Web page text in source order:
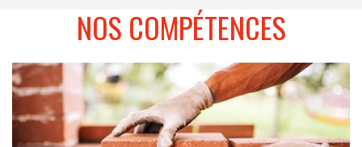
NOS COMPÉTENCES